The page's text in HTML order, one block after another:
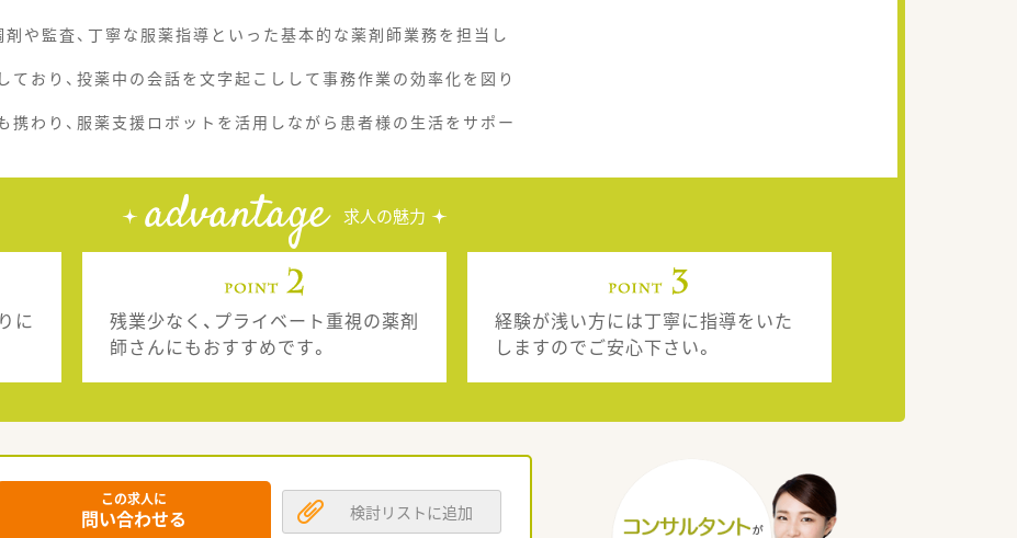
や監査、丁寧な服薬指導といった基本的な薬剤師業務を担当し
おり、投薬中の会話を文字起こしして事務作業の効率化を図り
わり、服薬支援ロボットを活用しながら患者様の生活をサポー
advantage 求人の魅力
に
残業少なく、プライベート重視の薬剤
師さんにもおすすめです。
経験が浅い方には丁寧に指導をいた
しますのでご安心下さい。
この求人に
問い合わせる 検討リストに追加